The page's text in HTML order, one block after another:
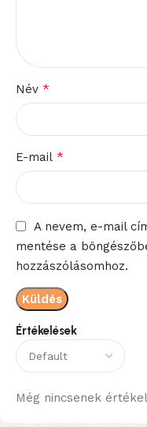
Értékelések
Még nincsenek
Név *
E-mail *
A nevem, e-mail
mentése a
hozzászólásomhoz.